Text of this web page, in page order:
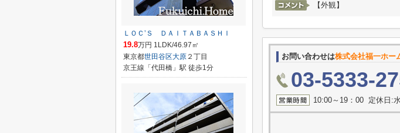
【外観】
お問い合わせは株式会社福一ホー
03-5333-
10:00～19：00 定休日:
ＬＯＣ’Ｓ ＤＡＩＴＡＢＡＳＨＩ
19.8万円 1LDK/46.97㎡
東京都世田谷区大原 ２丁目
京王線「代田橋」駅 徒歩1分